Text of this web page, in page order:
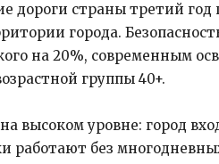
дороги страны третий год
города.
на 20%, современным
группы 40+.
высоком уровне: город
работают без